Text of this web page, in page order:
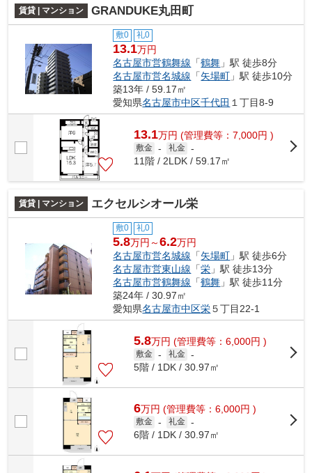
賃貸 | マンション GRANDUKE丸田町
敷0 礼0
13.1万円
名古屋市営鶴舞線 「鶴舞 」駅 徒歩8分
名古屋市営名城線 「矢場町 」駅 徒歩10分
築13年 / 59.17㎡
愛知県名古屋市中区千代田 １丁目8-9
13.1万円 (管理費等：7,000円 )
敷金 - 礼金 -
11階 / 2LDK / 59.17㎡
賃貸 | マンション エクセルシオール栄
敷0 礼0
5.8万円～6.2万円
名古屋市営名城線 「矢場町 」駅 徒歩6分
名古屋市営東山線 「栄 」駅 徒歩13分
名古屋市営鶴舞線 「鶴舞 」駅 徒歩11分
築24年 / 30.97㎡
愛知県名古屋市中区栄５丁目22-1
5.8万円 (管理費等：6,000円 )
敷金 - 礼金 -
5階 / 1DK / 30.97㎡
6万円 (管理費等：6,000円 )
敷金 - 礼金 -
6階 / 1DK / 30.97㎡